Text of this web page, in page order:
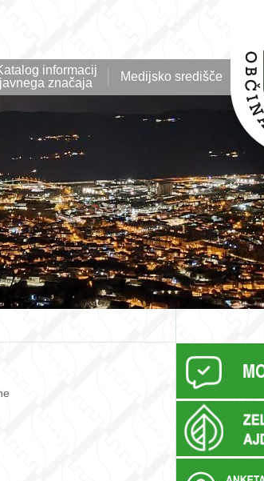
informacij
javnega značaja
Medijsko središče